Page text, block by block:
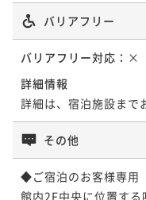
バリアフリー
バリアフリー対応： ×
詳細情報
詳細は、宿泊施設まで
その他
◆ご宿泊のお客様専用
館内2F中央に位置する